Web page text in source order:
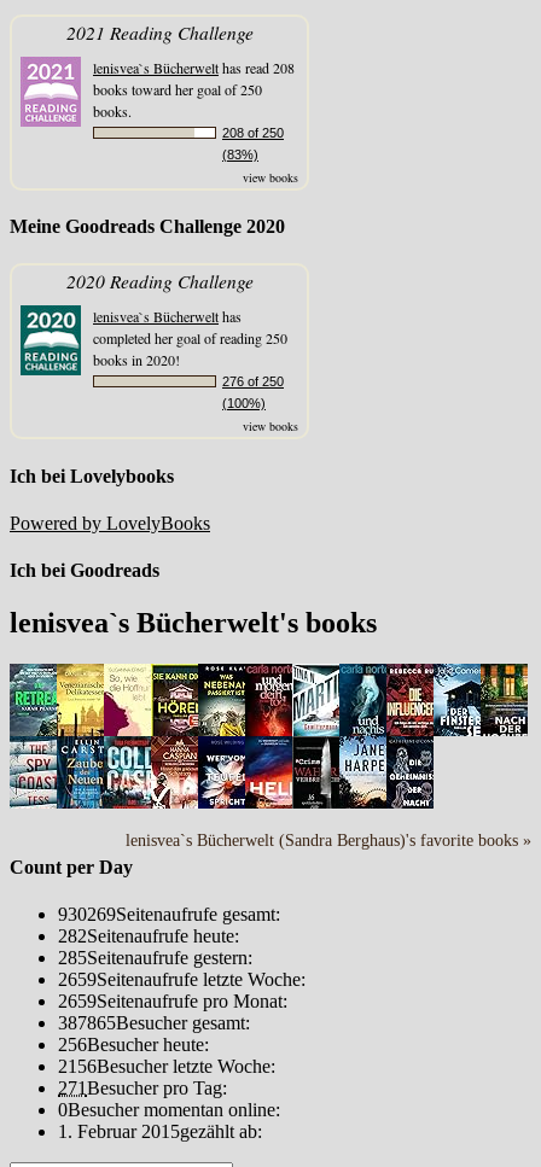
2021 Reading Challenge
lenisvea`s Bücherwelthas read 208
books toward her goal of 250
books.
208 of 250
(83%)
view books
Meine Goodreads Challenge 2020
2020 Reading Challenge
lenisvea`s Bücherwelthas
completed her goal of reading 250
books in 2020!
276 of 250
(100%)
view books
Ich bei Lovelybooks
Powered by LovelyBooks
Ich bei Goodreads
lenisvea`s Bücherwelt's books
lenisvea`s Bücherwelt (Sandra Berghaus)'s favorite books »
Count per Day
930269Seitenaufrufe gesamt:
282Seitenaufrufe heute:
285Seitenaufrufe gestern:
2659Seitenaufrufe letzte Woche:
2659Seitenaufrufe pro Monat:
387865Besucher gesamt:
256Besucher heute:
2156Besucher letzte Woche:
271Besucher pro Tag:
0Besucher momentan online:
1. Februar 2015gezählt ab: